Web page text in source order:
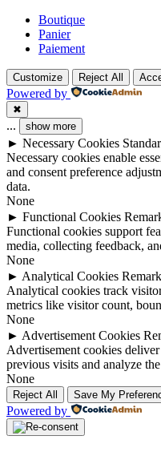
Boutique
Panier
Paiement
Customize Reject All
Powered by
✖
... show more
► Necessary Cookies
Necessary cookies enable
and consent preference
data.
None
► Functional Cookies
Functional cookies support
media, collecting feedback,
None
► Analytical Cookies Remark
Analytical cookies track
metrics like visitor count,
None
► Advertisement Cookies
Advertisement cookies
previous visits and analyze
None
Reject All Save My
Powered by